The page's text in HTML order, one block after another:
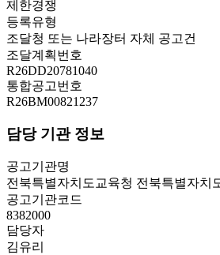
제한경쟁
등록유형
조달청 또는 나라장터 자체 공고건
조달계획번호
R26DD20781040
통합공고번호
R26BM00821237
담당 기관 정보
공고기관명
전북특별자치도교육청 전북특별자치
공고기관코드
8382000
담당자
김유리